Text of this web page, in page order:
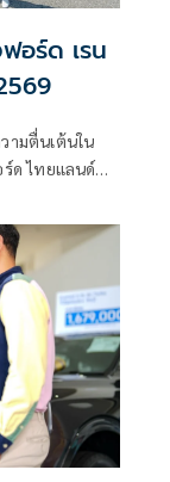
อร์ด เรน
ามตื่นเต้นใน
ด ไทยแลนด์